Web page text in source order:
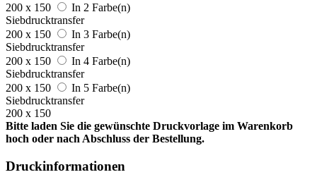
200 x 150
In 2 Farbe(n)
Siebdrucktransfer
200 x 150
In 3 Farbe(n)
Siebdrucktransfer
200 x 150
In 4 Farbe(n)
Siebdrucktransfer
200 x 150
In 5 Farbe(n)
Siebdrucktransfer
200 x 150
Bitte laden Sie die gewünschte Druckvorlage im Warenkorb
hoch oder nach Abschluss der Bestellung.
Druckinformationen